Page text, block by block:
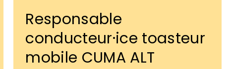
Responsable
conducteur·ice toasteur
mobile CUMA ALT